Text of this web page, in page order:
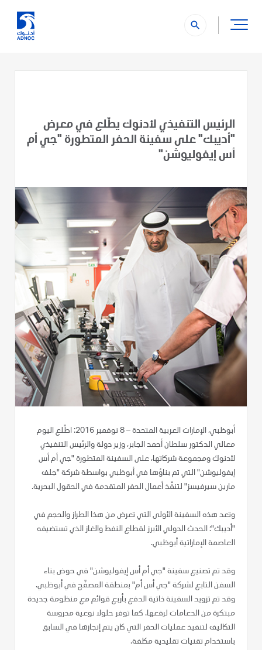
search
الرئيس التنفيذي لأدنوك يطّلع في معرض
"أديبك" على سفينة الحفر المتطورة "جي أم
أس إيفوليوشن"
أبوظبي، الإمارات العربية المتحدة – 8 نوفمبر 2016: اطّلع اليوم
معالي الدكتور سلطان أحمد الجابر، وزير دولة والرئيس التنفيذي
لأدنوك ومجموعة شركاتها، على السفينة المتطورة "جي أم أس
إيفوليوشن" التي تم بناؤها في أبوظبي بواسطة شركة "جلف
مارين سيرفيسز" لتنفّذ أعمال الحفر المتقدمة في الحقول البحرية.
وتعد هذه السفينة الأولى التي تعرض من هذا الطراز والحجم في
"أديبك"؛ الحدث الدولي الأبرز لقطاع النفط والغاز الذي تستضيفه
العاصمة الإماراتية أبوظبي.
وقد تم تصنيع سفينة "جي أم أس إيفوليوشن" في حوض بناء
السفن التابع لشركة "جي أس أم" بمنطقة المصفّح في أبوظبي.
وقد تم تزويد السفينة ذاتية الدفع بأربع قوائم مع منظومة جديدة
مبتكرة من الدعامات لرفعها. كما توفر حلولا نوعية مدروسة
التكاليف لتنفيذ عمليات الحفر التي كان يتم إنجازها في السابق
باستخدام تقنيات تقليدية مكلفة.